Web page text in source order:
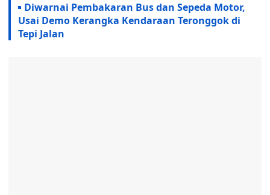
Diwarnai Pembakaran Bus dan Sepeda Motor,
Usai Demo Kerangka Kendaraan Teronggok di
Tepi Jalan